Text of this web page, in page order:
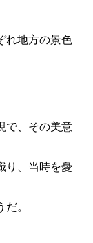
れ地方の景色
で、その美意
り、当時を憂
。